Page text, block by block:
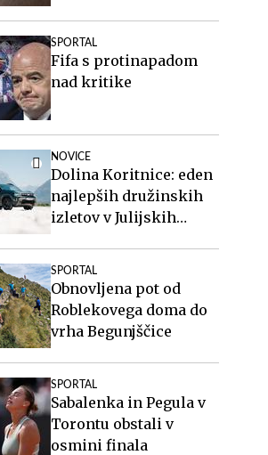
SPORTAL
Fifa s protinapadom
nad kritike
NOVICE
Dolina Koritnice: eden
najlepših družinskih
izletov v Julijskih
SPORTAL
Obnovljena pot od
Roblekovega doma do
vrha Begunjščice
SPORTAL
Sabalenka in Pegula v
Torontu obstali v
osmini finala